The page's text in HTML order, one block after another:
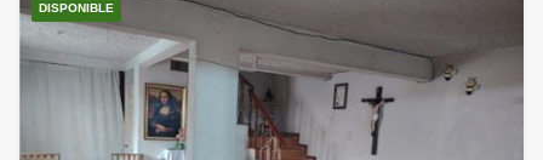
DISPONIBLE